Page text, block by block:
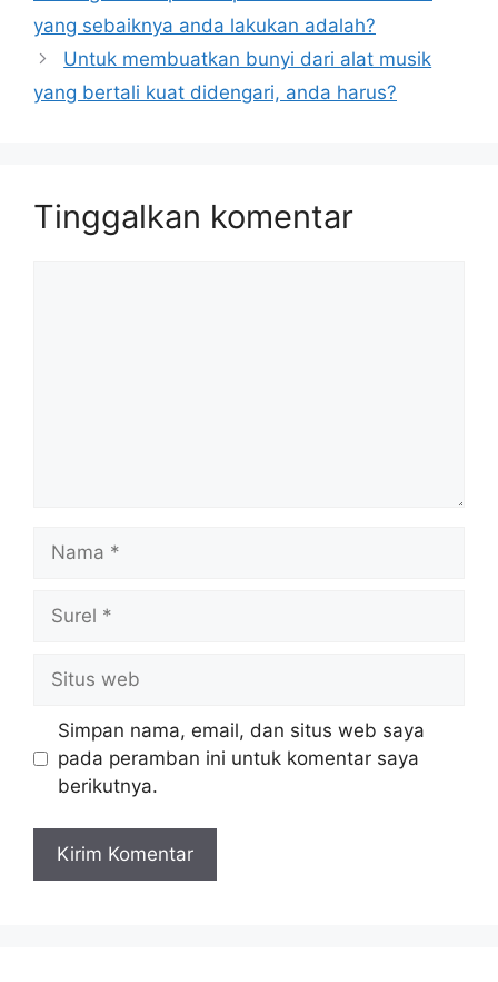
yang sebaiknya anda lakukan adalah?
Untuk membuatkan bunyi dari alat musik
yang bertali kuat didengari, anda harus?
Tinggalkan komentar
web
Simpan nama, email, dan situs web saya
pada peramban ini untuk komentar saya
berikutnya.